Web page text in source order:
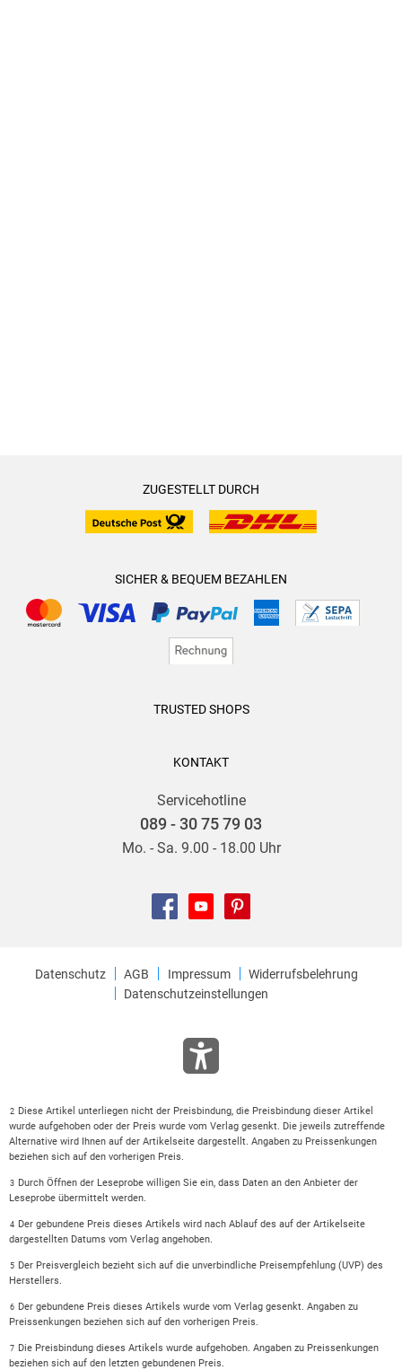
ZUGESTELLT DURCH
SICHER & BEQUEM BEZAHLEN
TRUSTED SHOPS
KONTAKT
Servicehotline
089 - 30 75 79 03
Mo. - Sa. 9.00 - 18.00 Uhr
Datenschutz AGB Impressum
Widerrufsbelehrung
Datenschutzeinstellungen
2 Diese Artikel unterliegen nicht der Preisbindung, die Preisbindung dieser Artikel
wurde aufgehoben oder der Preis wurde vom Verlag gesenkt. Die jeweils zutreffende
Alternative wird Ihnen auf der Artikelseite dargestellt. Angaben zu Preissenkungen
beziehen sich auf den vorherigen Preis.
3 Durch Öffnen der Leseprobe willigen Sie ein, dass Daten an den Anbieter der
Leseprobe übermittelt werden.
4 Der gebundene Preis dieses Artikels wird nach Ablauf des auf der Artikelseite
dargestellten Datums vom Verlag angehoben.
5 Der Preisvergleich bezieht sich auf die unverbindliche Preisempfehlung (UVP) des
Herstellers.
6 Der gebundene Preis dieses Artikels wurde vom Verlag gesenkt. Angaben zu
Preissenkungen beziehen sich auf den vorherigen Preis.
7 Die Preisbindung dieses Artikels wurde aufgehoben. Angaben zu Preissenkungen
beziehen sich auf den letzten gebundenen Preis.